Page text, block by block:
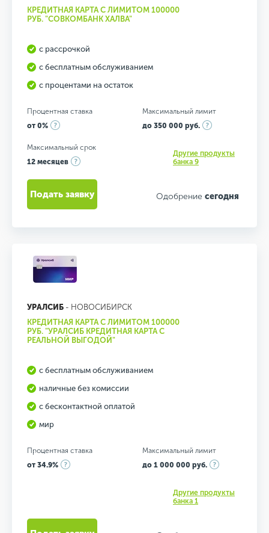
КРЕДИТНАЯ КАРТА С ЛИМИТОМ 100000
РУБ. "СОВКОМБАНК ХАЛВА"
с рассрочкой
с бесплатным обслуживанием
с процентами на остаток
Процентная ставка
от 0%
Максимальный лимит
до 350 000 руб.
Максимальный срок
12 месяцев
Другие продукты
банка 9
Одобрение сегодня
Подать заявку
УРАЛСИБ - НОВОСИБИРСК
КРЕДИТНАЯ КАРТА С ЛИМИТОМ 100000
РУБ. "УРАЛСИБ КРЕДИТНАЯ КАРТА С
РЕАЛЬНОЙ ВЫГОДОЙ"
с бесплатным обслуживанием
наличные без комиссии
с бесконтактной оплатой
мир
Процентная ставка
от 34.9%
Максимальный лимит
до 1 000 000 руб.
Другие продукты
банка 1